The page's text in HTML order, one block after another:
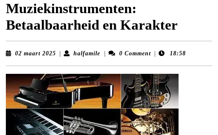
Muziekinstrumenten:
Betaalbaarheid en Karakter
02 maart 2025 02
halfamile halfamile0 Comment 18:58